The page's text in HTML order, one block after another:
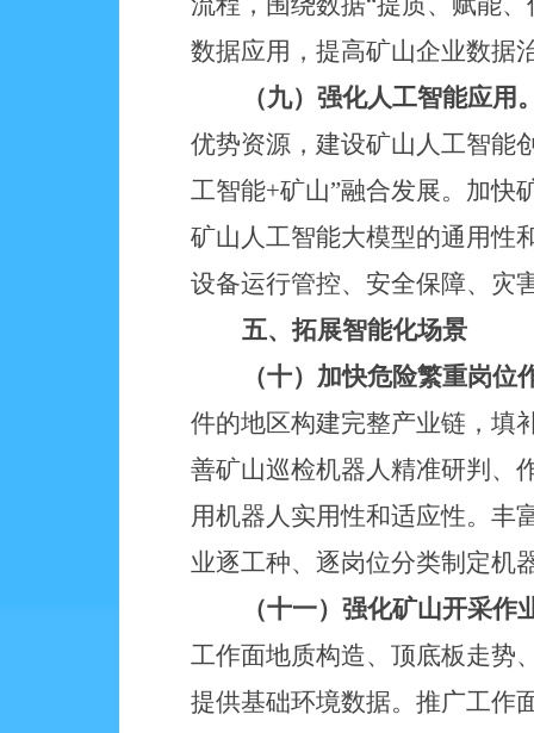
数据应用，提高矿山企业数据
（九）强化人工智能应用
优势资源，建设矿山人工智能
工智能+矿山”融合发展。加快
矿山人工智能大模型的通用性
设备运行管控、安全保障、灾
五、拓展智能化场景
（十）加快危险繁重岗位
件的地区构建完整产业链，填
善矿山巡检机器人精准研判、
用机器人实用性和适应性。丰
业逐工种、逐岗位分类制定机
（十一）强化矿山开采作
工作面地质构造、顶底板走势
提供基础环境数据。推广工作